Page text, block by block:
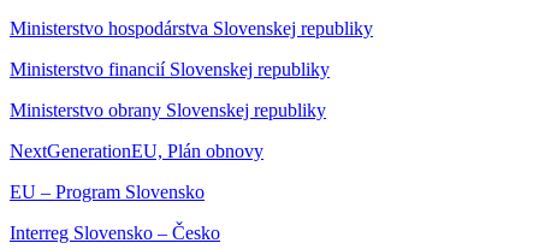
Ministerstvo hospodárstva Slovenskej republiky
Ministerstvo financií Slovenskej republiky
Ministerstvo obrany Slovenskej republiky
NextGenerationEU, Plán obnovy
EU – Program Slovensko
Interreg Slovensko – Česko